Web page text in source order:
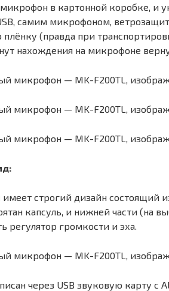
в картонной коробке, и
самим микрофоном,
плёнку (правда при
нахождения на микрофоне
строгий дизайн состоящий
капсуль, и нижней части (на
регулятор громкости и эха.
через USB звуковую карту с